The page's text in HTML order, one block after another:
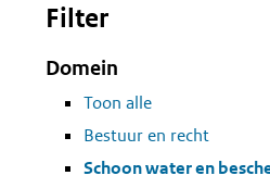
Filter
Domein
Toon alle
Bestuur en recht
Schoon water en